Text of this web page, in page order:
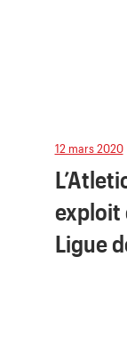
12 mars 2020
exploit
Ligue